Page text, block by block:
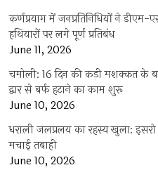
कर्णप्रयाग में जनप्रतिनिधियों ने
हथियारों पर लगे पूर्ण प्रतिबंध
June 11, 2026
चमोली: 16 दिन की कड़ी मशक्कत के
द्वार से बर्फ हटाने का काम शुरू
June 10, 2026
धराली जलप्रलय का रहस्य खुला:
मचाई तबाही
June 10, 2026